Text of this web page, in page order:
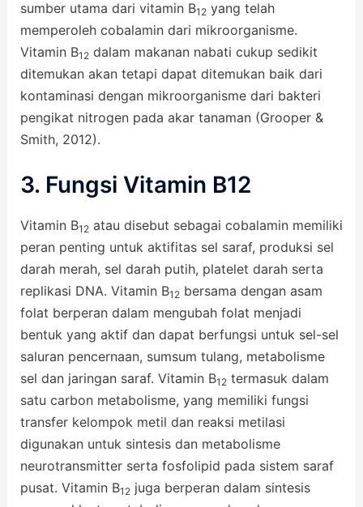
sumber utama dari vitamin B12yang telah
memperoleh cobalamin dari mikroorganisme.
Vitamin B12dalam makanan nabati cukup sedikit
ditemukan akan tetapi dapat ditemukan baik dari
kontaminasi dengan mikroorganisme dari bakteri
pengikat nitrogen pada akar tanaman (Grooper &
Smith, 2012).
3. Fungsi Vitamin B12
Vitamin B12atau disebut sebagai cobalamin memiliki
peran penting untuk aktifitas sel saraf, produksi sel
darah merah, sel darah putih, platelet darah serta
replikasi DNA. Vitamin B12bersama dengan asam
folat berperan dalam mengubah folat menjadi
bentuk yang aktif dan dapat berfungsi untuk sel-sel
saluran pencernaan, sumsum tulang, metabolisme
sel dan jaringan saraf. Vitamin B12termasuk dalam
satu carbon metabolisme, yang memiliki fungsi
transfer kelompok metil dan reaksi metilasi
digunakan untuk sintesis dan metabolisme
neurotransmitter serta fosfolipid pada sistem saraf
pusat. Vitamin B12juga berperan dalam sintesis